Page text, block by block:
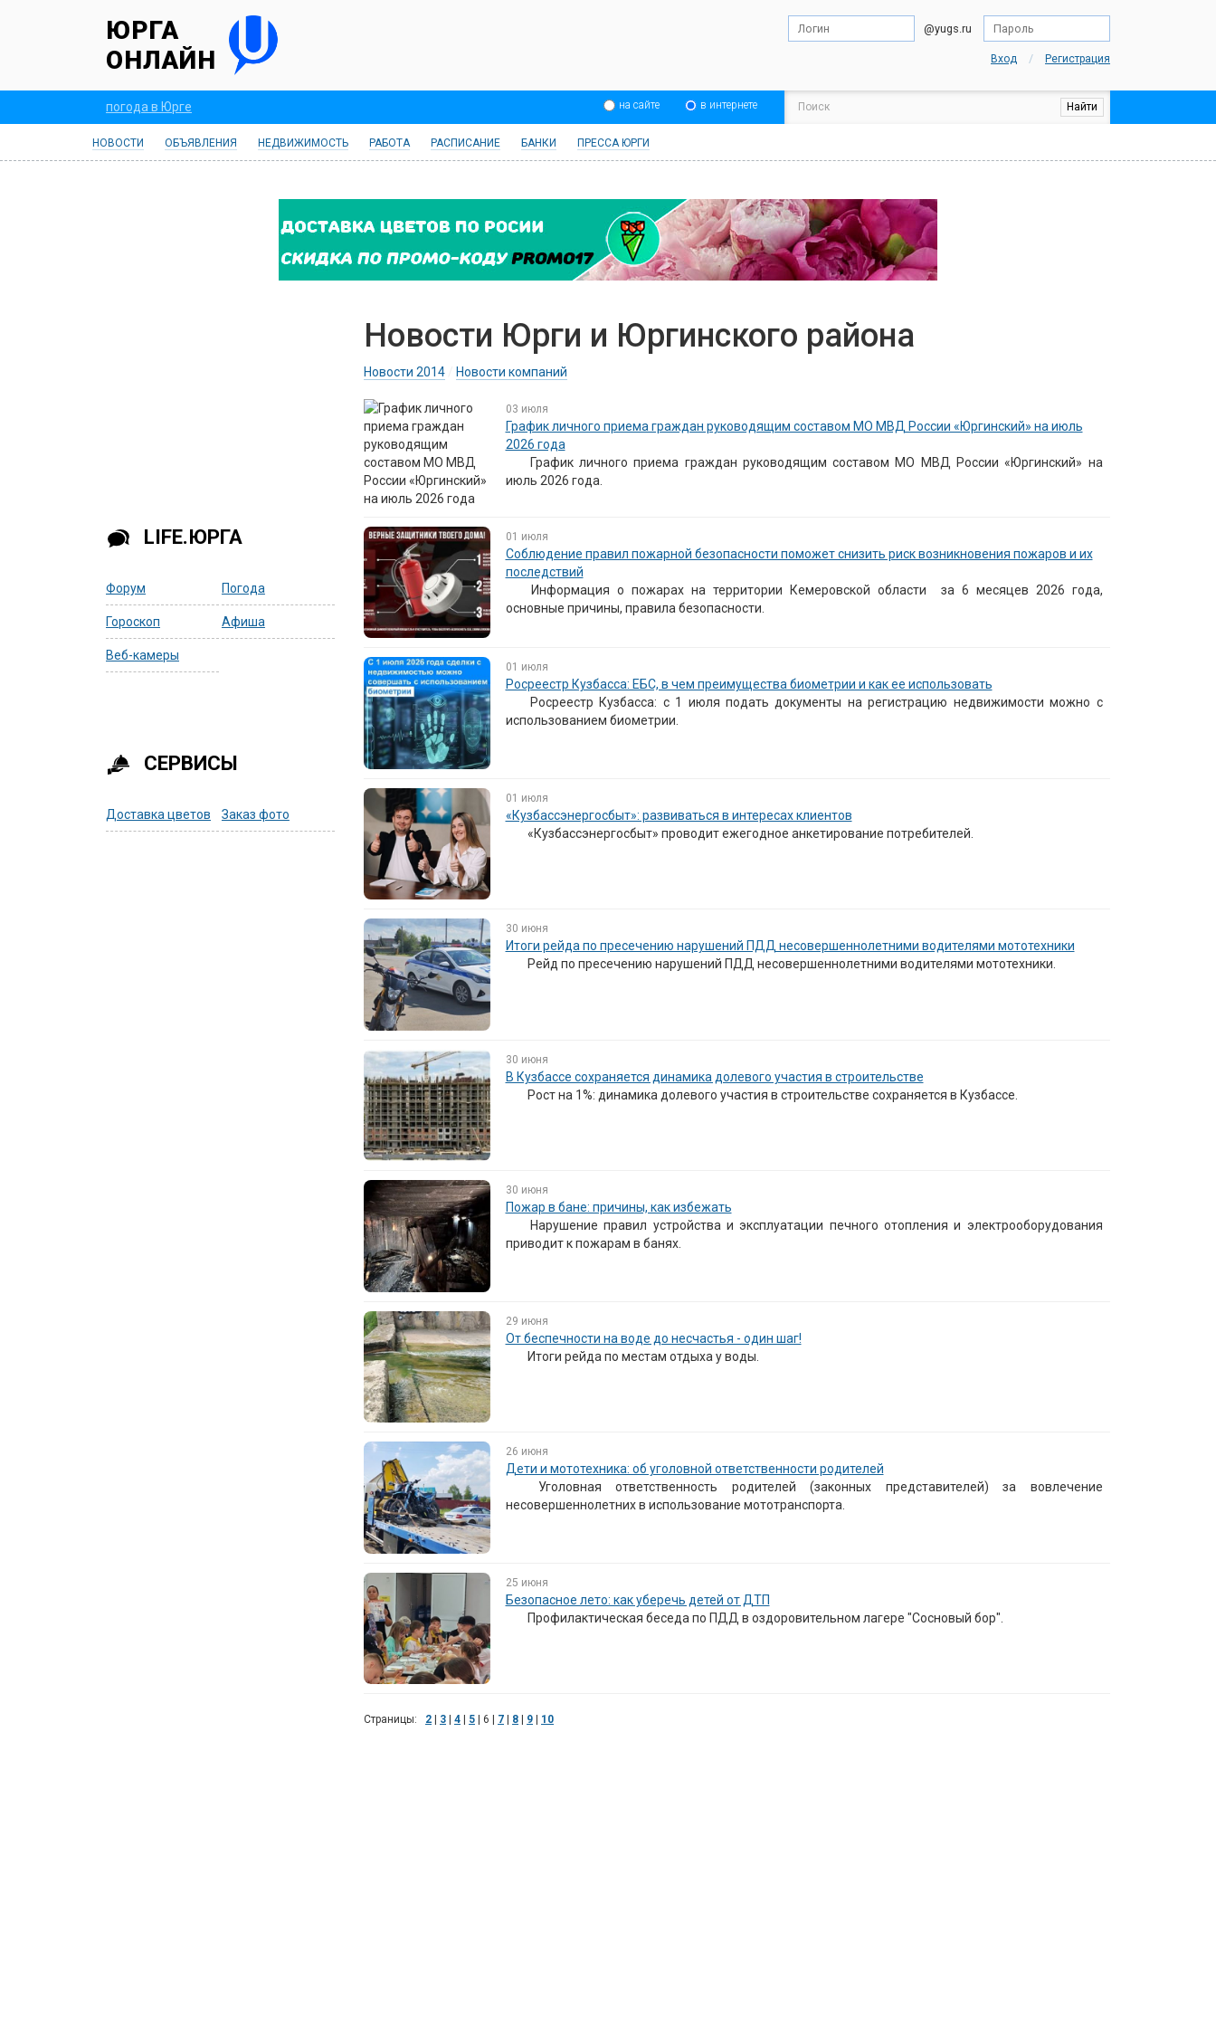
ЮРГА
ОНЛАЙН
@yugs.ru
Вход / Регистрация
погода в Юрге на сайте в интернете
НОВОСТИ ОБЪЯВЛЕНИЯ НЕДВИЖИМОСТЬ РАБОТА РАСПИСАНИЕ БАНКИ ПРЕССА ЮРГИ
LIFE.ЮРГА
Форум Погода
Гороскоп Афиша
Веб-камеры
СЕРВИСЫ
Доставка цветов Заказ фото
Новости Юрги и Юргинского района
Новости 2014 Новости компаний
03 июля
График личного приема граждан руководящим составом МО МВД России «Юргинский» на июль
2026 года
График личного приема граждан руководящим составом МО МВД России «Юргинский» на
июль 2026 года.
01 июля
Соблюдение правил пожарной безопасности поможет снизить риск возникновения пожаров и их
последствий
Информация о пожарах на территории Кемеровской области за 6 месяцев 2026 года,
основные причины, правила безопасности.
01 июля
Росреестр Кузбасса: ЕБС, в чем преимущества биометрии и как ее использовать
Росреестр Кузбасса: с 1 июля подать документы на регистрацию недвижимости можно с
использованием биометрии.
01 июля
«Кузбассэнергосбыт»: развиваться в интересах клиентов
«Кузбассэнергосбыт» проводит ежегодное анкетирование потребителей.
30 июня
Итоги рейда по пресечению нарушений ПДД несовершеннолетними водителями мототехники
Рейд по пресечению нарушений ПДД несовершеннолетними водителями мототехники.
30 июня
В Кузбассе сохраняется динамика долевого участия в строительстве
Рост на 1%: динамика долевого участия в строительстве сохраняется в Кузбассе.
30 июня
Пожар в бане: причины, как избежать
Нарушение правил устройства и эксплуатации печного отопления и электрооборудования
приводит к пожарам в банях.
29 июня
От беспечности на воде до несчастья - один шаг!
Итоги рейда по местам отдыха у воды.
26 июня
Дети и мототехника: об уголовной ответственности родителей
Уголовная ответственность родителей (законных представителей) за вовлечение
несовершеннолетних в использование мототранспорта.
25 июня
Безопасное лето: как уберечь детей от ДТП
Профилактическая беседа по ПДД в оздоровительном лагере "Сосновый бор".
Страницы: 2 3 4 5 6 7 8 9 10